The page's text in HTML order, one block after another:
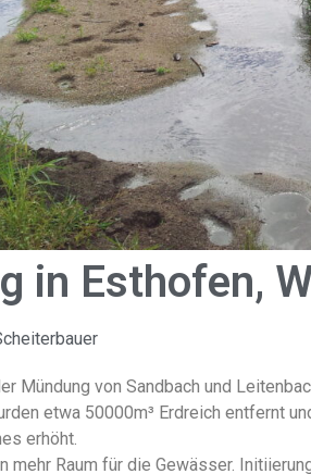
in Esthofen,
Mündung von Sandbach und
etwa 50000m³ Erdreich entfernt
erhöht.
mehr Raum für die Gewässer.